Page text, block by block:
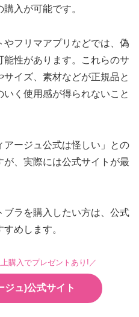
入が可能です。
フリマアプリなどでは、偽
性があります。これらのサ
イズ、素材などが正規品と
く使用感が得られないこと
アージュ公式は怪しい」との
、実際には公式サイトが最
ラを購入したい方は、公式
めします。
購入でプレゼントあり!／
ジュ)公式サイト